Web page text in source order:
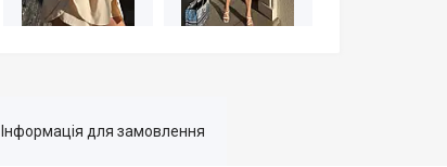
Інформація для замовлення